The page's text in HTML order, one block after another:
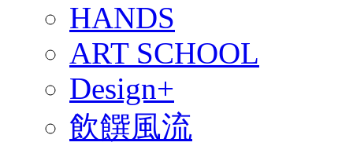
HANDS
ART SCHOOL
Design+
飲饌風流